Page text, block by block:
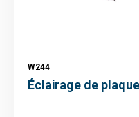
W244
Éclairage de